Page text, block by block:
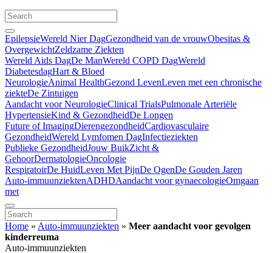
EpilepsieWereld Nier DagGezondheid van de vrouwObesitas &
OvergewichtZeldzame Ziekten
Wereld Aids DagDe ManWereld COPD DagWereld
DiabetesdagHart & Bloed
NeurologieAnimal HealthGezond LevenLeven met een chronische
ziekteDe Zintuigen
Aandacht voor NeurologieClinical TrialsPulmonale Arteriële
HypertensieKind & GezondheidDe Longen
Future of ImagingDierengezondheidCardiovasculaire
GezondheidWereld Lymfomen DagInfectieziekten
Publieke GezondheidJouw BuikZicht &
GehoorDermatologieOncologie
RespiratoirDe HuidLeven Met PijnDe OgenDe Gouden Jaren
Auto-immuunziektenADHDAandacht voor gynaecologieOmgaan
met
Home » Auto-immuunziekten » Meer aandacht voor gevolgen
kinderreuma
Auto-immuunziekten